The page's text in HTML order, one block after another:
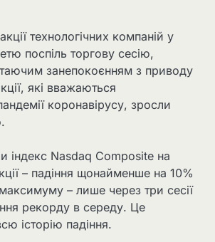
технологічних компаній у
поспіль торгову сесію,
занепокоєнням з приводу
які вважаються
коронавірусу, зросли
індекс Nasdaq Composite на
– падіння щонайменше на 10%
– лише через три сесії
рекорду в середу. Це
історію падіння.